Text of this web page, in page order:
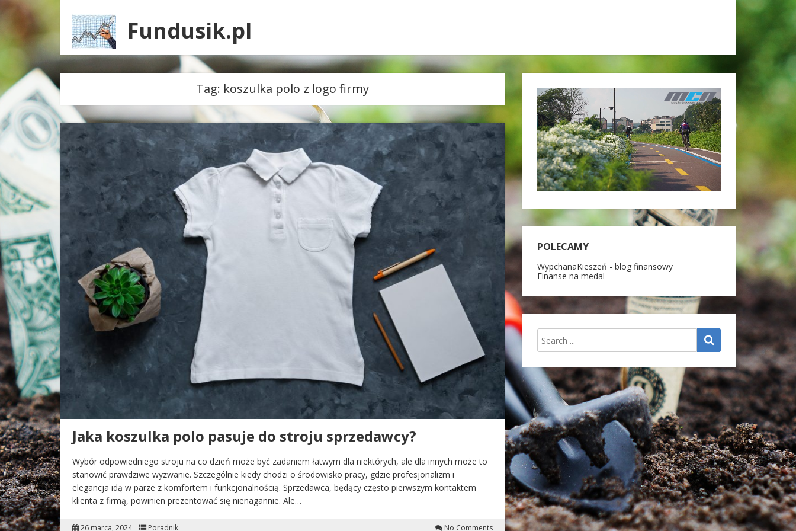
Fundusik.pl
Tag: koszulka polo z logo firmy
Jaka koszulka polo pasuje do stroju sprzedawcy?
Wybór odpowiedniego stroju na co dzień może być zadaniem łatwym dla niektórych, ale dla innych może to
stanowić prawdziwe wyzwanie. Szczególnie kiedy chodzi o środowisko pracy, gdzie profesjonalizm i
elegancja idą w parze z komfortem i funkcjonalnością. Sprzedawca, będący często pierwszym kontaktem
klienta z firmą, powinien prezentować się nienagannie. Ale…
26 marca, 2024 Poradnik No Comments
POLECAMY
WypchanaKieszeń - blog finansowy
Finanse na medal